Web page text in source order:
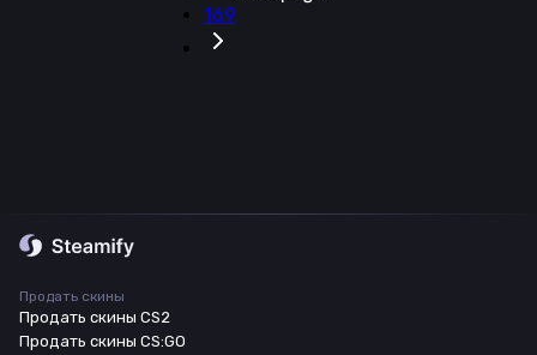
169
Продать скины
Продать скины CS2
Продать скины CS:GO